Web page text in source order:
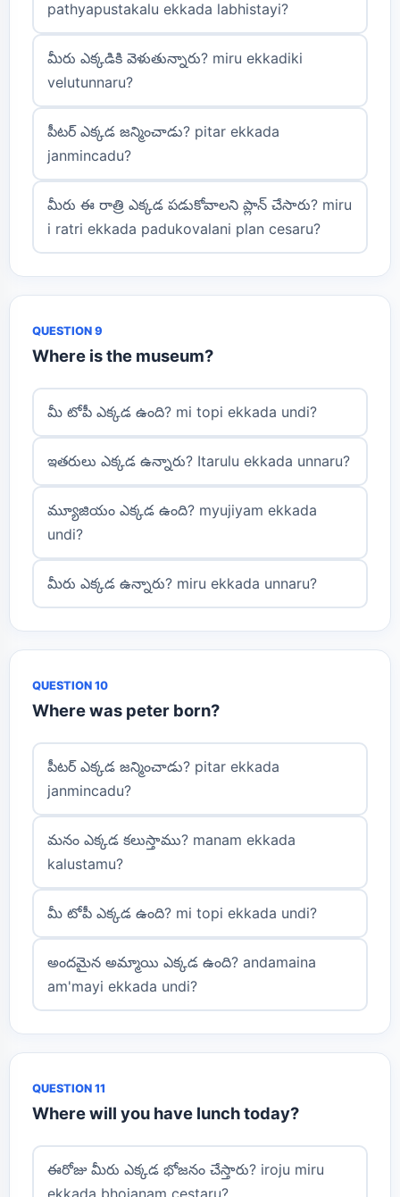
pathyapustakalu ekkada labhistayi?
మీరు ఎక్కడికి వెళుతున్నారు? miru ekkadiki
velutunnaru?
పీటర్ ఎక్కడ జన్మించాడు? pitar ekkada
janmincadu?
మీరు ఈ రాత్రి ఎక్కడ పడుకోవాలని ప్లాన్ చేసారు? miru
i ratri ekkada padukovalani plan cesaru?
QUESTION 9
Where is the museum?
మీ టోపీ ఎక్కడ ఉంది? mi topi ekkada undi?
ఇతరులు ఎక్కడ ఉన్నారు? Itarulu ekkada unnaru?
మ్యూజియం ఎక్కడ ఉంది? myujiyam ekkada
undi?
మీరు ఎక్కడ ఉన్నారు? miru ekkada unnaru?
QUESTION 10
Where was peter born?
పీటర్ ఎక్కడ జన్మించాడు? pitar ekkada
janmincadu?
మనం ఎక్కడ కలుస్తాము? manam ekkada
kalustamu?
మీ టోపీ ఎక్కడ ఉంది? mi topi ekkada undi?
అందమైన అమ్మాయి ఎక్కడ ఉంది? andamaina
am'mayi ekkada undi?
QUESTION 11
Where will you have lunch today?
ఈరోజు మీరు ఎక్కడ భోజనం చేస్తారు? iroju miru
ekkada bhojanam cestaru?